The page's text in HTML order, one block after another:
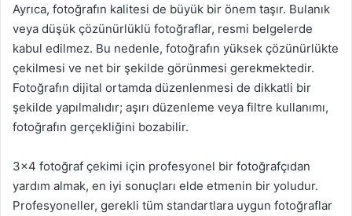
Ayrıca, fotoğrafın kalitesi de büyük bir önem taşır. Bulanık
veya düşük çözünürlüklü fotoğraflar, resmi belgelerde
kabul edilmez. Bu nedenle, fotoğrafın yüksek çözünürlükte
çekilmesi ve net bir şekilde görünmesi gerekmektedir.
Fotoğrafın dijital ortamda düzenlenmesi de dikkatli bir
şekilde yapılmalıdır; aşırı düzenleme veya filtre kullanımı,
fotoğrafın gerçekliğini bozabilir.
3×4 fotoğraf çekimi için profesyonel bir fotoğrafçıdan
yardım almak, en iyi sonuçları elde etmenin bir yoludur.
Profesyoneller, gerekli tüm standartlara uygun fotoğraflar